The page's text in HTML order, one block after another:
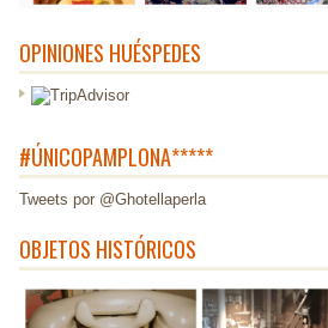
OPINIONES HUÉSPEDES
#ÚNICOPAMPLONA*****
Tweets por @Ghotellaperla
OBJETOS HISTÓRICOS